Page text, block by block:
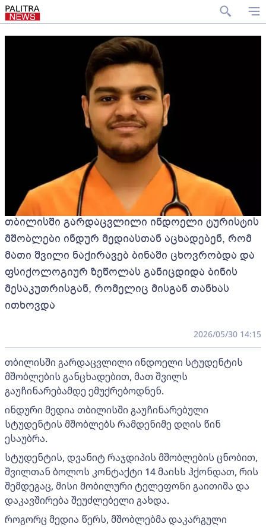
თბილისში გარდაცვლილი ინდოელი ტურისტის
მშობლები ინდურ მედიასთან აცხადებენ, რომ
მათი შვილი ნაქირავებ ბინაში ცხოვრობდა და
ფსიქოლოგიურ ზეწოლას განიცდიდა ბინის
მესაკუთრისგან, რომელიც მისგან თანხას
ითხოვდა
2026/05/30 14:15
თბილისში გარდაცვლილი ინდოელი სტუდენტის
მშობლების განცხადებით, მათ შვილს
გაუჩინარებამდე ემუქრებოდნენ.
ინდური მედია თბილისში გაუჩინარებული
სტუდენტის მშობლებს რამდენიმე დღის წინ
ესაუბრა.
სტუდენტის, დვანიტ რაჯდიპის მშობლების ცნობით,
შვილთან ბოლოს კონტაქტი 14 მაისს ჰქონდათ, რის
შემდეგაც, მისი მობილური ტელეფონი გაითიშა და
დაკავშირება შეუძლებელი გახდა.
როგორც მედია წერს, მშობლებმა დაკარგული